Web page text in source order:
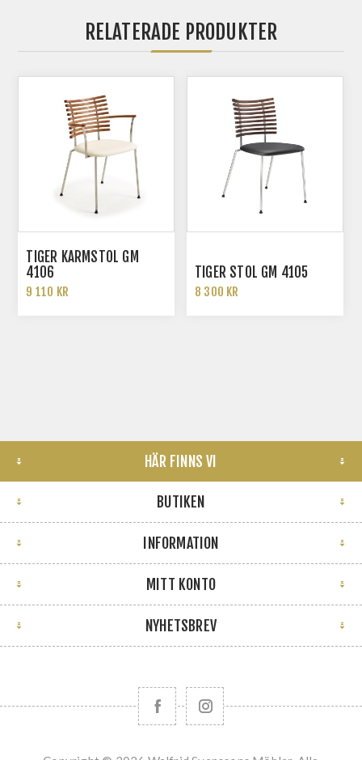
RELATERADE PRODUKTER
TIGER KARMSTOL GM
4106
9 110 KR
TIGER STOL GM 4105
8 300 KR
HÄR FINNS VI
BUTIKEN
INFORMATION
MITT KONTO
NYHETSBREV